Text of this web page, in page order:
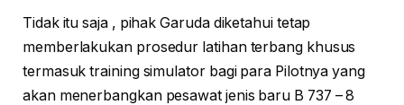
Tidak itu saja , pihak Garuda diketahui tetap
memberlakukan prosedur latihan terbang khusus
termasuk training simulator bagi para Pilotnya yang
akan menerbangkan pesawat jenis baru B 737 – 8